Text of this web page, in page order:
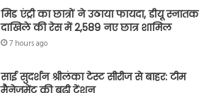
मिड एंट्री का छात्रों ने उठाया फायदा, डीयू स्नातक
दाखिले की रेस में 2,589 नए छात्र शामिल
7 hours ago
साई सुदर्शन श्रीलंका टेस्ट सीरीज से बाहर: टीम
मैनेजमेंट की बढ़ी टेंशन